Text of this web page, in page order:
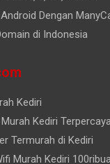
Dengan
di Indonesia
Kediri
Kediri
Termurah di Kediri
Murah Kediri